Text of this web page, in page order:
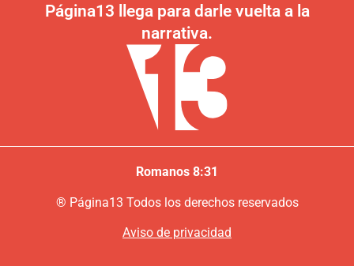
Página13 llega para darle vuelta a la
narrativa.
Romanos 8:31
® Página13 Todos los derechos reservados
Aviso de privacidad